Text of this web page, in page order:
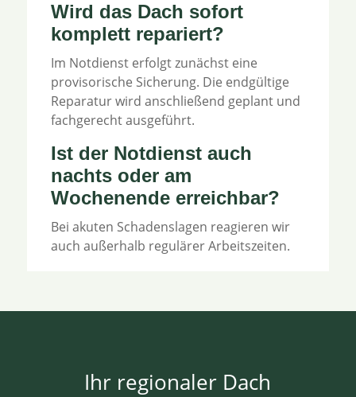
Wird das Dach sofort
komplett repariert?
Im Notdienst erfolgt zunächst eine
provisorische Sicherung. Die endgültige
Reparatur wird anschließend geplant und
fachgerecht ausgeführt.
Ist der Notdienst auch
nachts oder am
Wochenende erreichbar?
Bei akuten Schadenslagen reagieren wir
auch außerhalb regulärer Arbeitszeiten.
Ihr regionaler Dach